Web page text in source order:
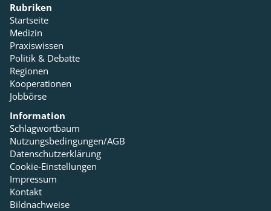
Rubriken
Startseite
Medizin
Praxiswissen
Politik & Debatte
Regionen
Kooperationen
Jobbörse
Information
Schlagwortbaum
Nutzungsbedingungen/AGB
Datenschutzerklärung
Cookie-Einstellungen
Impressum
Kontakt
Bildnachweise